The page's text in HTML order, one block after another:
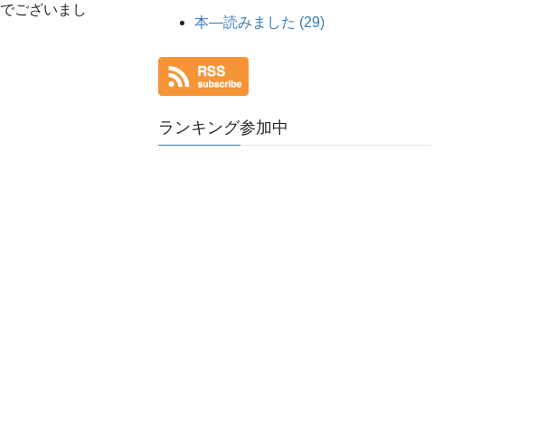
でございまし
本―読みました (29)
ランキング参加中